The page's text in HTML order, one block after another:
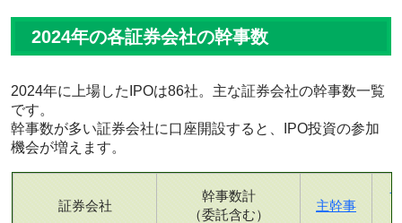
2024年の各証券会社の幹事数
2024年に上場したIPOは86社。主な証券会社の幹事数一覧
です。
幹事数が多い証券会社に口座開設すると、IPO投資の参加
機会が増えます。
証券会社
幹事数計
（委託含む）
主幹事